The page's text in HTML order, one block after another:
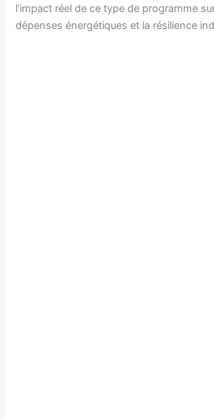
l’impact réel de ce type de programme
dépenses énergétiques et la résilience